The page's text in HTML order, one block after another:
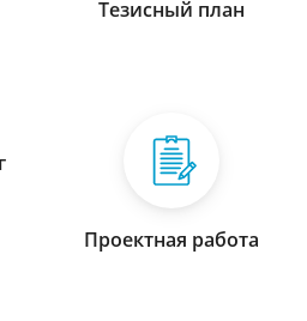
Тезисный план
Проектная работа